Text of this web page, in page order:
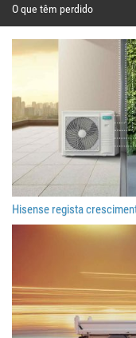
O que têm perdido
Hisense regista